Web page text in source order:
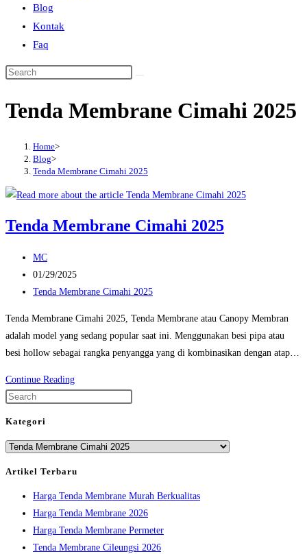
Blog
Kontak
Faq
Search
website
Tenda Membrane Cimahi 2025
Home>
Blog>
Tenda Membrane Cimahi 2025
Tenda Membrane Cimahi 2025
Post
author:
MC
Post
published:
01/29/2025
Post
Tenda Membrane Cimahi 2025
Tenda Membrane Cimahi 2025, Tenda Membrane atau Canopy Membran
adalah model yang sedang popular saat ini. Menggunakan besi pipa atau
besi hollow sebagai rangka penyangga yang di kombinasikan dengan atap…
Continue ReadingTenda
panel.
Kategori
Kategori
Artikel Terbaru
Harga Tenda Membrane Murah Berkualitas
Harga Tenda Membrane 2026
Harga Tenda Membrane Permeter
Tenda Membrane Cileungsi 2026